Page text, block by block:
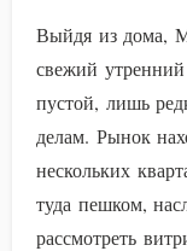
Выйдя из дома,
свежий
пустой, лишь
делам. Рынок
нескольких
туда пешком,
рассмотреть